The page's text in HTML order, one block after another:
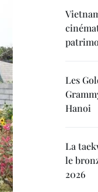
Les
Hanoi
La
le
2026